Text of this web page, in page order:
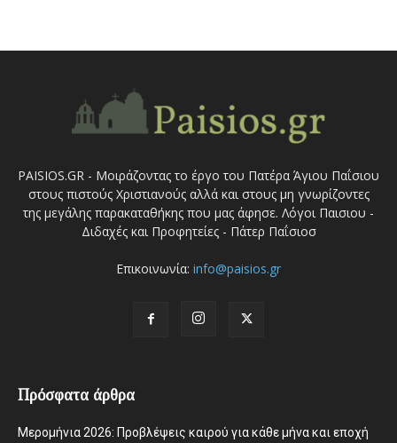
PAISIOS.GR - Μοιράζοντας το έργο του Πατέρα Άγιου Παΐσιου
στους πιστούς Χριστιανούς αλλά και στους μη γνωρίζοντες
της μεγάλης παρακαταθήκης που μας άφησε. Λόγοι Παισιου -
Διδαχές και Προφητείες - Πάτερ Παΐσιοσ
Επικοινωνία: info@paisios.gr
Πρόσφατα άρθρα
Μερομήνια 2026: Προβλέψεις καιρού για κάθε μήνα και εποχή